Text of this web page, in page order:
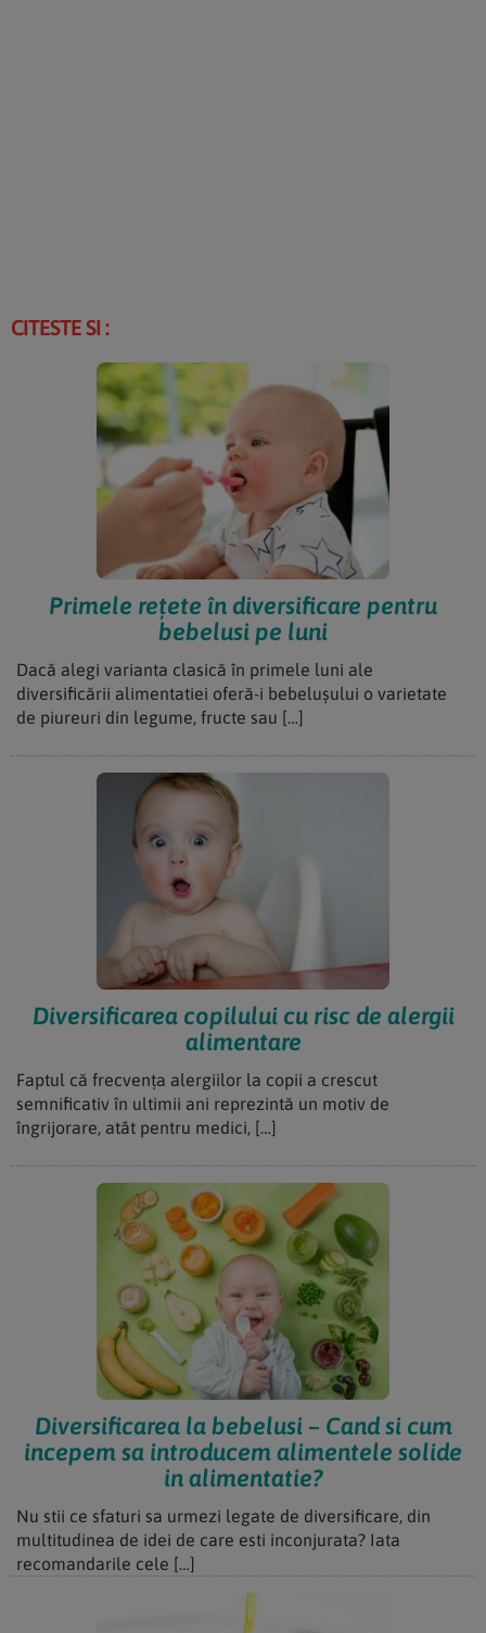
CITESTE SI :
Primele rețete în diversificare pentru
bebelusi pe luni
Dacă alegi varianta clasică în primele luni ale
diversificării alimentatiei oferă-i bebelușului o varietate
de piureuri din legume, fructe sau […]
Diversificarea copilului cu risc de alergii
alimentare
Faptul că frecvența alergiilor la copii a crescut
semnificativ în ultimii ani reprezintă un motiv de
îngrijorare, atât pentru medici, […]
Diversificarea la bebelusi – Cand si cum
incepem sa introducem alimentele solide
in alimentatie?
Nu stii ce sfaturi sa urmezi legate de diversificare, din
multitudinea de idei de care esti inconjurata? Iata
recomandarile cele […]